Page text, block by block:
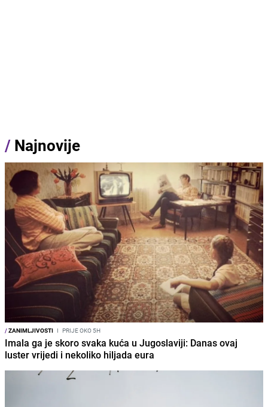
/ Najnovije
/ZANIMLJIVOSTI I PRIJE OKO 5H
Imala ga je skoro svaka kuća u Jugoslaviji: Danas ovaj
luster vrijedi i nekoliko hiljada eura